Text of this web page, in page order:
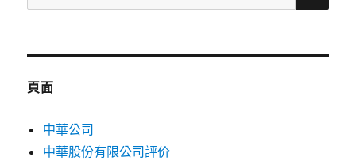
尋
鍵
頁面
中華公司
中華股份有限公司評价